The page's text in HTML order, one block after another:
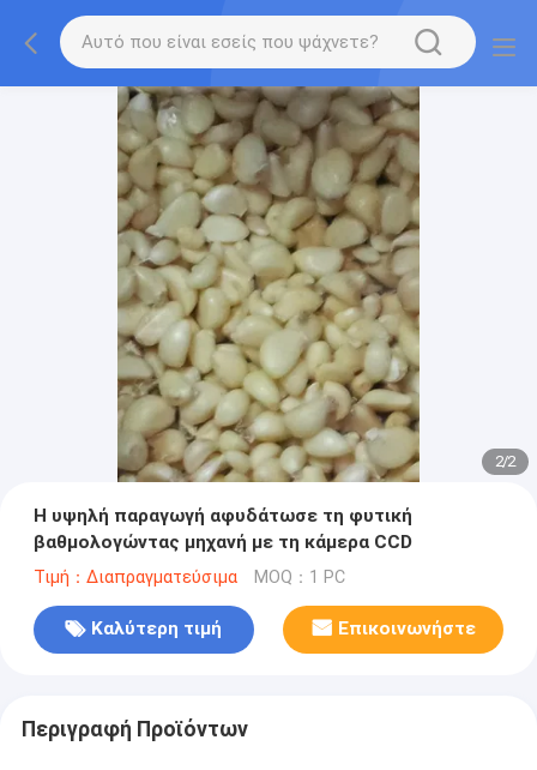
2/2
Η υψηλή παραγωγή αφυδάτωσε τη φυτική
βαθμολογώντας μηχανή με τη κάμερα CCD
Τιμή：Διαπραγματεύσιμα MOQ：1 PC
Καλύτερη τιμή Επικοινωνήστε
Περιγραφή Προϊόντων